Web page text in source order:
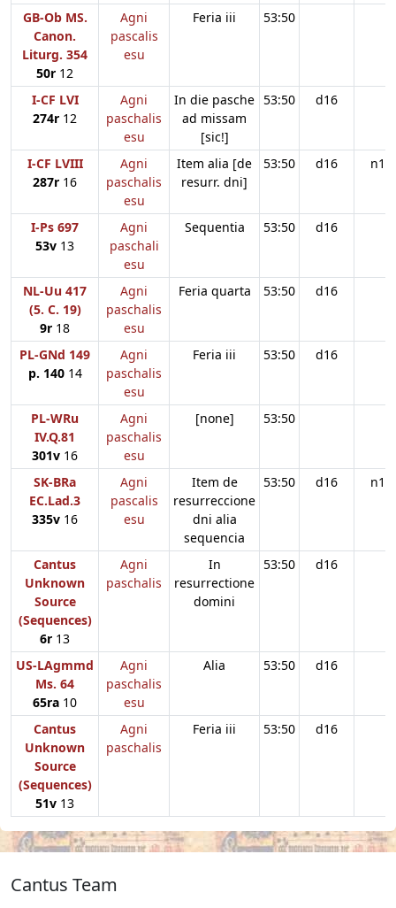
GB-Ob MS.
Canon.
Liturg. 354
50r 12
Agni
pascalis
esu
Feria iii 53:50
I-CF LVI
274r 12
Agni
paschalis
esu
In die pasche
ad missam
[sic!]
53:50 d16
I-CF LVIII
287r 16
Agni
paschalis
esu
Item alia [de
resurr. dni]
53:50 d16 n11
I-Ps 697
53v 13
Agni
paschali
esu
Sequentia 53:50 d16
NL-Uu 417
(5. C. 19)
9r 18
Agni
paschalis
esu
Feria quarta 53:50 d16
PL-GNd 149
p. 14014
Agni
paschalis
esu
Feria iii 53:50 d16
PL-WRu
IV.Q.81
301v 16
Agni
paschalis
esu
[none] 53:50
SK-BRa
EC.Lad.3
335v 16
Agni
pascalis
esu
Item de
resurreccione
dni alia
sequencia
53:50 d16 n11
Cantus
Unknown
Source
(Sequences)
6r 13
Agni
paschalis
In
resurrectione
domini
53:50 d16
US-LAgmmd
Ms. 64
65ra 10
Agni
paschalis
esu
Alia 53:50 d16
Cantus
Unknown
Source
(Sequences)
51v 13
Agni
paschalis
Feria iii 53:50 d16
Cantus Team